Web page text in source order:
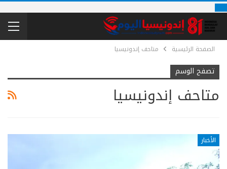
الصفحة الرئيسية متاحف إندونيسيا
تصفح الوسم
متاحف إندونيسيا
الأخبار